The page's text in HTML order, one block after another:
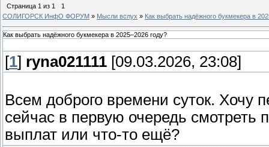
Страница 1 из 1
1
СОЛИГОРСК ИнфО ФОРУМ » Мысли вслух » Как выбрать надёжного букмекера в
Как выбрать надёжного букмекера в 2025–2026 году?
[1] ryna021111 [09.03.2026, 23:08]
Всем доброго времени суток. Хочу
сейчас в первую очередь смотреть
выплат или что-то ещё?